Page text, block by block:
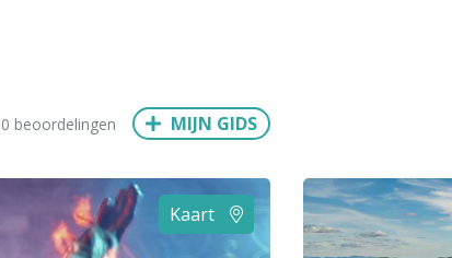
Wenen Budapest Bangkok
0 beoordelingen MIJN GIDS
Kaart